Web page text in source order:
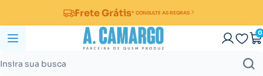
Frete Grátis* CONSULTE AS REGRAS
0